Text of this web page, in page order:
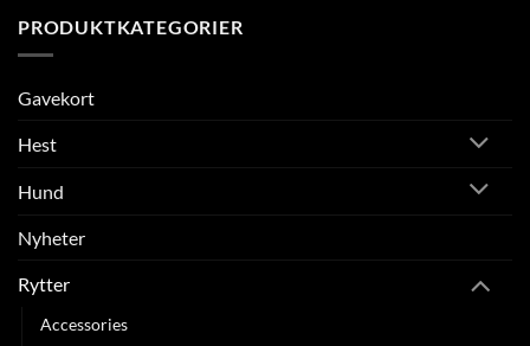
PRODUKTKATEGORIER
Gavekort
Hest
Hund
Nyheter
Rytter
Accessories